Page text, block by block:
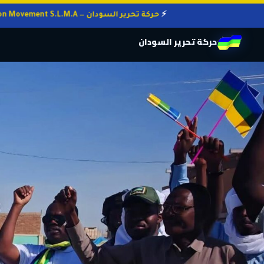
حركة تحرير السودان — Sudan Liberation Movement S.L.M.A
حركة تحرير السودان